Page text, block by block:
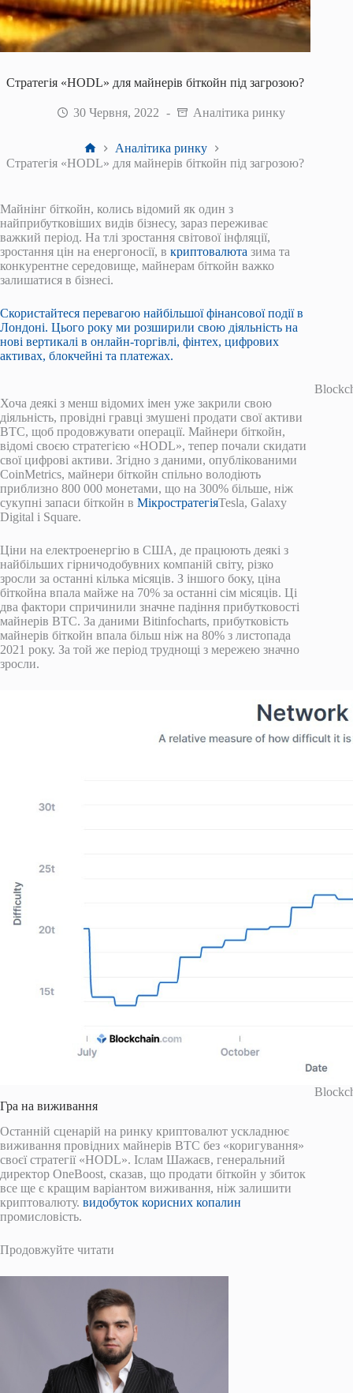
Стратегія «HODL» для майнерів біткойн під загрозою?
30 Червня, 2022 Аналітика ринку
Головна
Аналітика ринку
Стратегія «HODL» для майнерів біткойн під загрозою?
Майнінг біткойн, колись відомий як один з
найприбутковіших видів бізнесу, зараз переживає
важкий період. На тлі зростання світової інфляції,
зростання цін на енергоносії, в криптовалюта зима та
конкурентне середовище, майнерам біткойн важко
залишатися в бізнесі.
Скористайтеся перевагою найбільшої фінансової події в
Лондоні. Цього року ми розширили свою діяльність на
нові вертикалі в онлайн-торгівлі, фінтех, цифрових
активах, блокчейні та платежах.
Хоча деякі з менш відомих імен уже закрили свою
діяльність, провідні гравці змушені продати свої активи
BTC, щоб продовжувати операції. Майнери біткойн,
відомі своєю стратегією «HODL», тепер почали скидати
свої цифрові активи. Згідно з даними, опублікованими
CoinMetrics, майнери біткойн спільно володіють
приблизно 800 000 монетами, що на 300% більше, ніж
сукупні запаси біткойн в МікростратегіяTesla, Galaxy
Digital і Square.
Ціни на електроенергію в США, де працюють деякі з
найбільших гірничодобувних компаній світу, різко
зросли за останні кілька місяців. З іншого боку, ціна
біткойна впала майже на 70% за останні сім місяців. Ці
два фактори спричинили значне падіння прибутковості
майнерів BTC. За даними Bitinfocharts, прибутковість
майнерів біткойн впала більш ніж на 80% з листопада
2021 року. За той же період труднощі з мережею значно
зросли.
Гра на виживання
Останній сценарій на ринку криптовалют ускладнює
виживання провідних майнерів BTC без «коригування»
своєї стратегії «HODL». Іслам Шажаєв, генеральний
директор OneBoost, сказав, що продати біткойн у збиток
все ще є кращим варіантом виживання, ніж залишити
криптовалюту. видобуток корисних копалин
промисловість.
Продовжуйте читати